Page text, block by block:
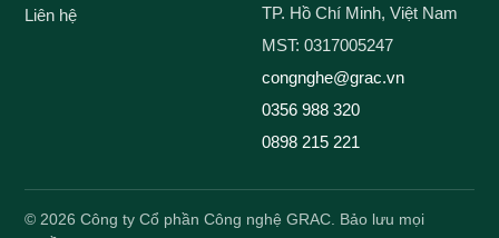
Liên hệ
TP. Hồ Chí Minh, Việt Nam
MST: 0317005247
congnghe@grac.vn
0356 988 320
0898 215 221
© 2026 Công ty Cổ phần Công nghệ GRAC. Bảo lưu mọi